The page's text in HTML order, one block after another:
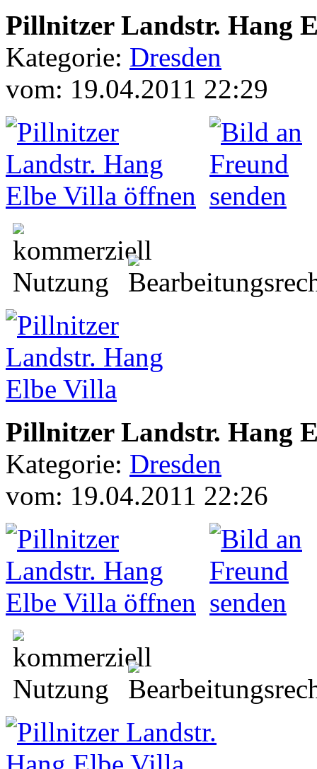
Pillnitzer Landstr. Hang
Kategorie: Dresden
vom: 19.04.2011 22:29
Pillnitzer Landstr. Hang
Kategorie: Dresden
vom: 19.04.2011 22:26